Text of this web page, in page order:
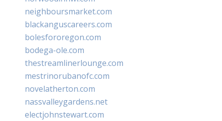
neighboursmarket.com
blackanguscareers.com
bolesfororegon.com
bodega-ole.com
thestreamlinerlounge.com
mestrinorubanofc.com
novelatherton.com
nassvalleygardens.net
electjohnstewart.com